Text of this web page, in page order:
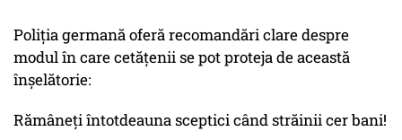
Poliția germană oferă recomandări clare despre
modul în care cetățenii se pot proteja de această
înșelătorie:
Rămâneți întotdeauna sceptici când străinii cer bani!